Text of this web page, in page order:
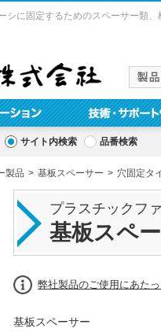
シに固定するためのスペーサー類
サイト内検索 品番検索
製品 基板スペーサー 穴固定タ
プラスチックフ
基板スペ
弊社製品のご使用にあた
基板スペーサー